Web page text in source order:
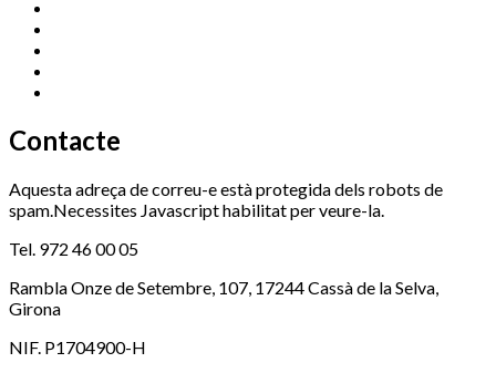
Contacte
Aquesta adreça de correu-e està protegida dels robots de
spam.Necessites Javascript habilitat per veure-la.
Tel. 972 46 00 05
Rambla Onze de Setembre, 107, 17244 Cassà de la Selva,
Girona
NIF. P1704900-H